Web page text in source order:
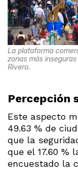
La plataforma
zonas más
Rivero.
Percepción
Este aspecto
49.63 % de
que la
que el 17.60 %
encuestado la